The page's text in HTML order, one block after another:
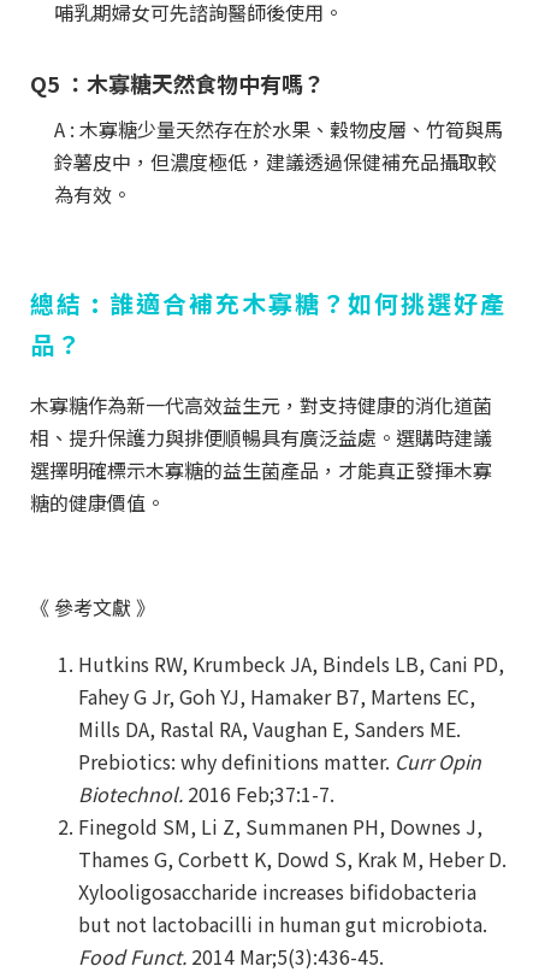
哺乳期婦女可先諮詢醫師後使用。
Q5 ：木寡糖天然食物中有嗎？
A : 木寡糖少量天然存在於水果、穀物皮層、竹筍與馬
鈴薯皮中，但濃度極低，建議透過保健補充品攝取較
為有效。
總結 : 誰適合補充木寡糖？如何挑選好產
品？
木寡糖作為新一代高效益生元，對支持健康的消化道菌
相、提升保護力與排便順暢具有廣泛益處。選購時建議
選擇明確標示木寡糖的益生菌產品，才能真正發揮木寡
糖的健康價值。
《 參考文獻》
Hutkins RW, Krumbeck JA, Bindels LB, Cani PD,
Fahey G Jr, Goh YJ, Hamaker B7, Martens EC,
Mills DA, Rastal RA, Vaughan E, Sanders ME.
Prebiotics: why definitions matter. Curr Opin
Biotechnol. 2016 Feb;37:1-7.
Finegold SM, Li Z, Summanen PH, Downes J,
Thames G, Corbett K, Dowd S, Krak M, Heber D.
Xylooligosaccharide increases bifidobacteria
but not lactobacilli in human gut microbiota.
Food Funct. 2014 Mar;5(3):436-45.